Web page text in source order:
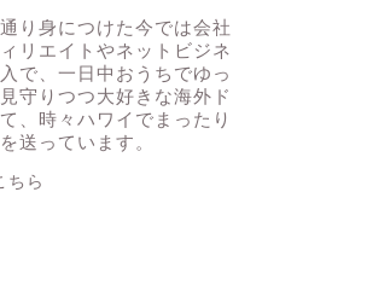
り身につけた今では会社
リエイトやネットビジネ
で、一日中おうちでゆっ
守りつつ大好きな海外ド
、時々ハワイでまったり
送っています。
ちら